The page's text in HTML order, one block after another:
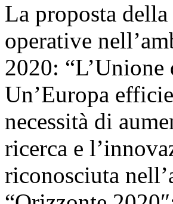
La proposta
operative
2020:
Un’Europa
necessità di
ricerca e
riconosciuta